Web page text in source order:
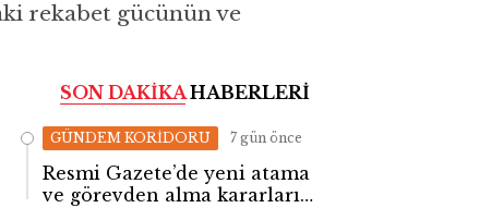
rekabet gücünün ve
SON DAKİKAHABERLERİ
GÜNDEM KORİDORU 7 gün önce
Resmi Gazete’de yeni atama
ve görevden alma kararları